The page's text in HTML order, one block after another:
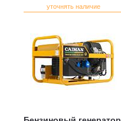
уточнять наличие